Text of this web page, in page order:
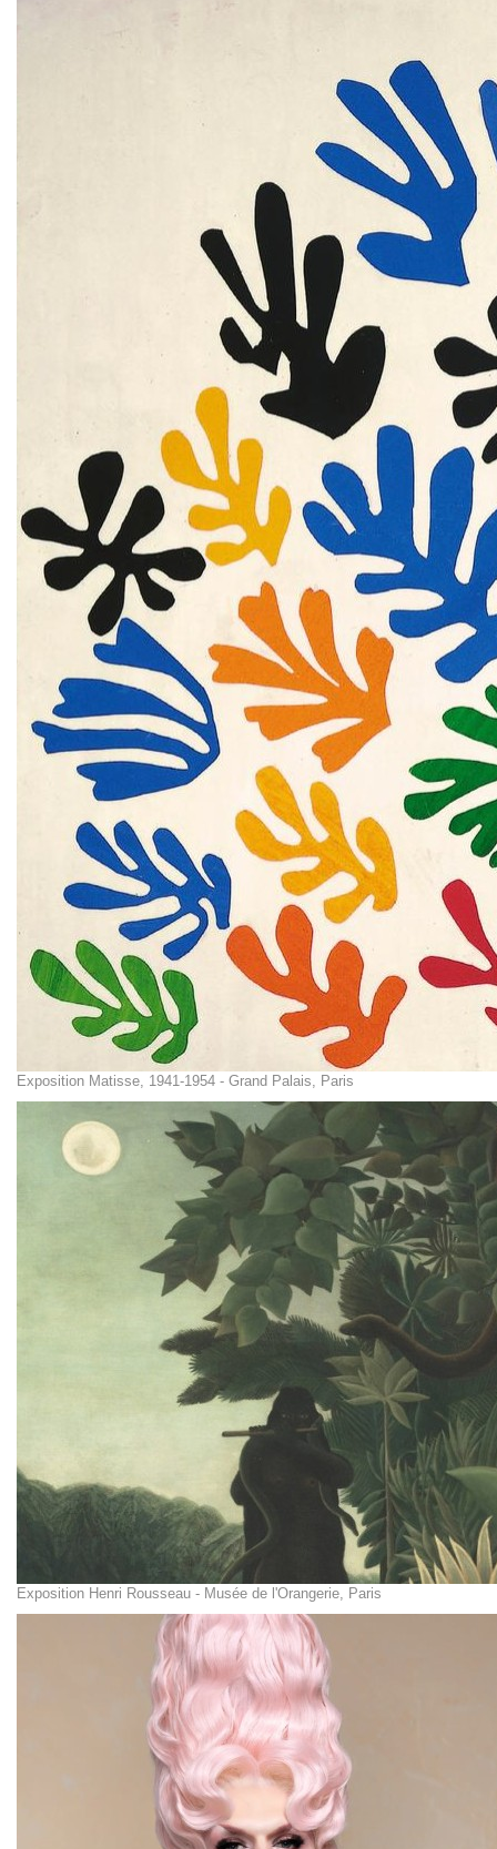
Exposition Matisse, 1941-1954 - Grand Palais, Paris
Exposition Henri Rousseau - Musée de l'Orangerie, Paris